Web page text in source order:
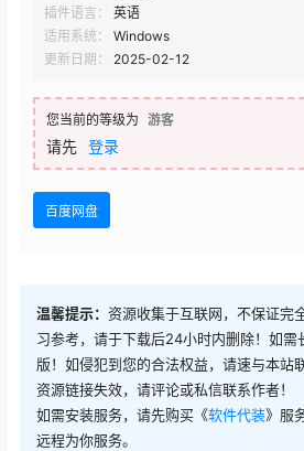
插件语言：
英语
适用系统：
Windows
更新日期：
2025-02-12
您当前的等级为 游客
请先 登录
百度网盘
温馨提示： 资源收集于互联网，不保证完
习参考，请于下载后24小时内删除！如需
版！如侵犯到您的合法权益，请速与本站
资源链接失效，请评论或私信联系作者！
如需安装服务，请先购买《软件代装》服
远程为你服务。